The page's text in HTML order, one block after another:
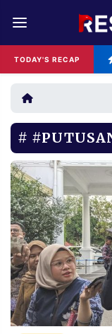
TODAY'S RECAP
REDAKSI
RESOLUSI
RUBRIKASI
EDITORIAL
FINANSIA
DAERAH
MANCA
INFORMASI
PRIVACY
POLICY